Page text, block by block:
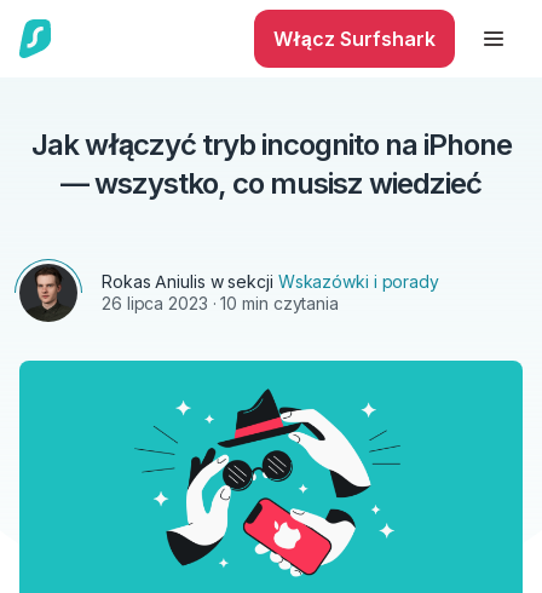
Włącz Surfshark
Jak włączyć tryb incognito na iPhone
— wszystko, co musisz wiedzieć
Rokas Aniulis w sekcji Wskazówki i porady
26 lipca 2023 · 10 min czytania